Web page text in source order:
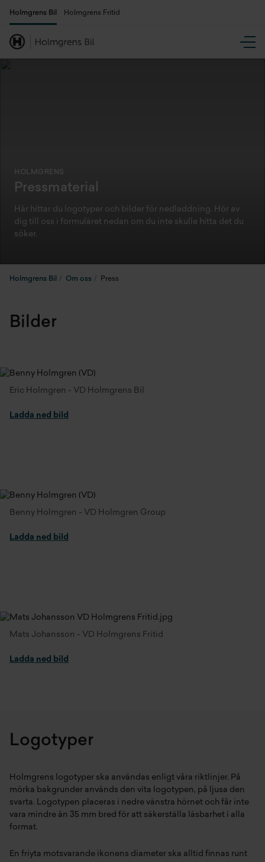
Holmgrens Bil Holmgrens Fritid
HOLMGRENS
Pressmaterial
Här hittar du logotyper och bilder för nedladdning. Hör av
dig till oss i formuläret nedan om du inte skulle hitta det du
söker.
Holmgrens Bil Om oss Press
Bilder
Eric Holmgren - VD Holmgrens Bil
Ladda ned bild
Benny Holmgren - VD Holmgren Group
Ladda ned bild
Mats Johansson - VD Holmgrens Fritid
Ladda ned bild
Logotyper
Holmgrens logotyper ska användas enligt våra riktlinjer. På
mörka bakgrunder används den vita logotypen, på ljusa den
svarta. Logotypen placeras i nedre vänstra hörnet och får inte
vara mindre än 35 mm bred för att säkerställa läsbarhet i alla
format.
En friyta motsvarande ikonens diameter ska alltid finnas runt